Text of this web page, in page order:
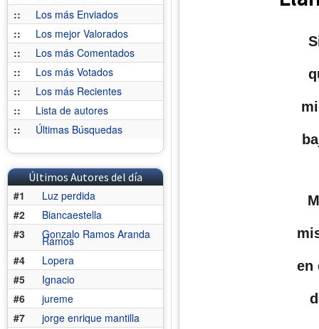
::
Los más Enviados
::
Los mejor Valorados
::
Los más Comentados
::
Los más Votados
::
Los más Recientes
::
Lista de autores
::
Últimas Búsquedas
Últimos Autores del día
#1
Luz perdida
#2
Biancaestella
#3
Gonzalo Ramos Aranda
Ramos
#4
Lopera
#5
Ignacio
#6
jureme
#7
jorge enrique mantilla
en